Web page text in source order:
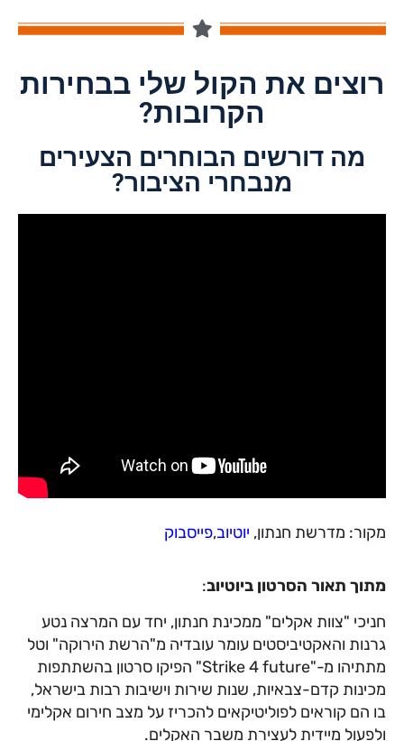
רוצים את הקול שלי בבחירות
הקרובות?
מה דורשים הבוחרים הצעירים
מנבחרי הציבור​?
מקור: מדרשת חנתון, יוטיוב,פייסבוק
מתוך תאור הסרטון ביוטיוב:
חניכי "צוות אקלים" ממכינת חנתון, יחד עם המרצה נטע
גרנות והאקטיביסטים עומר עובדיה מ"הרשת הירוקה" וטל
מתתיהו מ-"Strike 4 future" הפיקו סרטון בהשתתפות
מכינות קדם-צבאיות, שנות שירות וישיבות רבות בישראל,
בו הם קוראים לפוליטיקאים להכריז על מצב חירום אקלימי
ולפעול מיידית לעצירת משבר האקלים.